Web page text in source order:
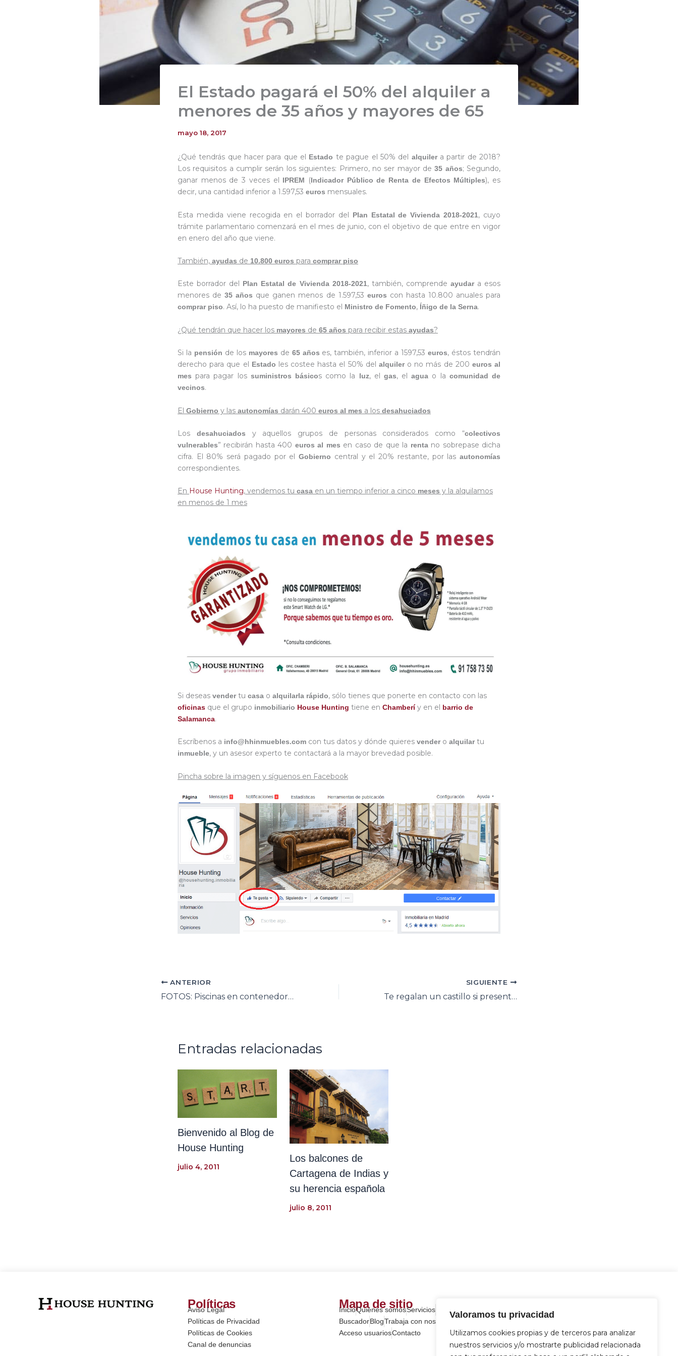
Valoramos tu privacidad
Utilizamos cookies propias y de terceros para analizar
nuestros servicios y/o mostrarte publicidad relacionada
El Estado pagará el 50% del alquiler a
menores de 35 años y mayores de 65
mayo 18, 2017
¿Qué tendrás que hacer para que el Estado te pague el 50% del alquilera partir de 2018?
Los requisitos a cumplir serán los siguientes: Primero, no ser mayor de35 años; Segundo,
ganar menos de 3 veces el IPREM (Indicador Público de Renta de Efectos Múltiples), es
decir, una cantidad inferior a 1.597,53 euros mensuales.
Esta medida viene recogida en el borrador del Plan Estatal de Vivienda 2018-2021, cuyo
trámite parlamentario comenzará en el mes de junio, con el objetivo de que entre en vigor
en enero del año que viene.
También, ayudas de 10.800 euros para comprar piso
Este borrador del Plan Estatal de Vivienda 2018-2021, también, comprende ayudara esos
menores de35 años que ganen menos de 1.597,53 euros con hasta 10.800 anuales para
comprar piso. Así, lo ha puesto de manifiesto el Ministro de Fomento, Íñigo de la Serna.
¿Qué tendrán que hacer los mayores de 65 años para recibir estas ayudas?
Si la pensión de los mayores de 65 años es, también, inferior a 1597,53euros, éstos tendrán
derecho para que el Estado les costee hasta el 50% del alquilero no más de 200 euros al
mes para pagar los suministros básicos como la luz, el gas, elagua o la comunidad de
vecinos.
El Gobierno y las autonomías darán 400 euros al mes a los desahuciados
Los desahuciados y aquellos grupos de personas considerados como “colectivos
vulnerables” recibirán hasta 400 euros al mes en caso de que la rentano sobrepase dicha
cifra. El 80% será pagado por elGobierno central y el 20% restante, por lasautonomías
correspondientes.
En House Hunting, vendemos tu casa en un tiempo inferior a cinco meses y la alquilamos
en menos de 1 mes
Si deseas vendertu casa o alquilarla rápido, sólo tienes que ponerte en contacto con las
oficinas que el grupo inmobiliario House Hunting tiene en Chamberíy en el barrio de
Salamanca.
Escríbenos a info@hhinmuebles.com con tus datos y dónde quieres vendero alquilartu
inmueble, y un asesor experto te contactará a la mayor brevedad posible.
Pincha sobre la imagen y síguenos en Facebook
ANTERIOR
FOTOS: Piscinas en contenedores que se instalan en pocos minutos
SIGUIENTE
Te regalan un castillo si presentas un buen proyecto de negocio
Entradas relacionadas
Bienvenido al Blog de
House Hunting
julio 4, 2011
Los balcones de
Cartagena de Indias y
su herencia española
julio 8, 2011
Políticas
Aviso Legal
Políticas de Privacidad
Políticas de Cookies
Canal de denuncias
Mapa de sitio
InicioQuiénes somosServicios Herencias
BuscadorBlogTrabaja con nosotros
Acceso usuariosContacto
OF. CHAMEBERÍ
Madrid
91 758 73 50
info@hhinmuebles.com